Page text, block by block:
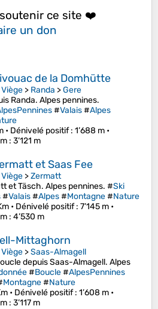
ce site ❤️
un don
de la Domhütte
Viège > Randa >Gere
Randa. Alpes pennines.
#Valais#Alpes
• Dénivelé positif: 1’688 m •
: 3’121 m
et Saas Fee
Viège >Zermatt
et Täsch. Alpes pennines. #Ski
#Valais#Alpes#Montagne#Nature
• Dénivelé positif: 7’145 m •
: 4’530 m
Mittaghorn
Viège >Saas-Almagell
depuis Saas-Almagell. Alpes
#Boucle#AlpesPennines
Montagne#Nature
• Dénivelé positif: 1’608 m •
: 3’117 m